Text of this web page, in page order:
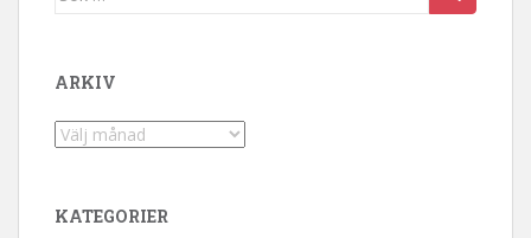
ARKIV
Arkiv
KATEGORIER